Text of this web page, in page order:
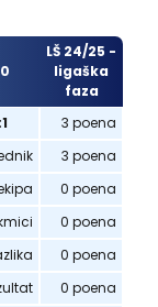
LŠ 24/25 -
ligaška
faza
3 poena
3 poena
0 poena
0 poena
0 poena
0 poena